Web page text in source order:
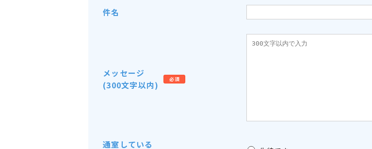
件名
メッセージ
(300文字以内)
必須
通室している